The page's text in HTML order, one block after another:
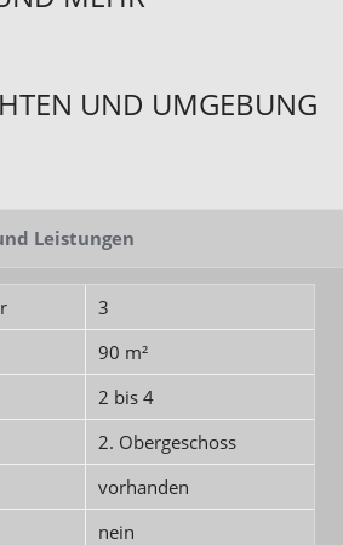
UND UMGEBUNG
Leistungen
3
90 m²
2 bis 4
2. Obergeschoss
vorhanden
nein